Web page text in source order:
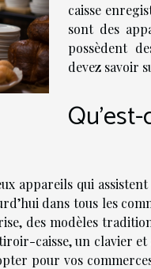
caisse
sont des
possèdent
devez savoir
appareils qui
dans tous les
des modèles
caisse, un clavier
pour vos